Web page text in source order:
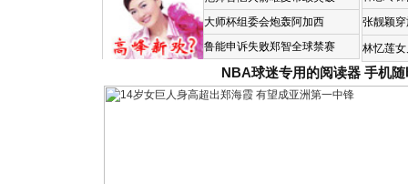
大师杯组委会炮轰阿加西
鲁能申诉失败郑智全球禁赛
张靓颖
林忆莲
NBA球迷专用的阅读器 手机